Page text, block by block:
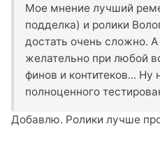
Мое мнение лучший
подделка) и ролики
достать очень сложно. А
желательно при любой
финов и контитеков... Ну
полноценного
Добавлю. Ролики лучше